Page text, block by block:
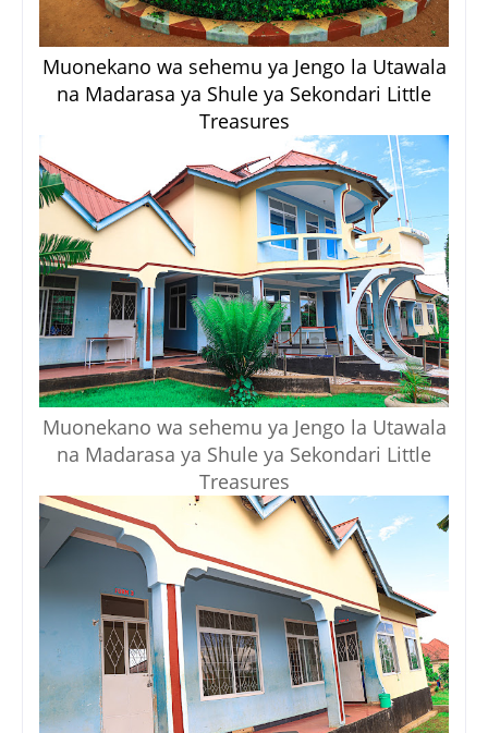
Muonekano wa sehemu ya Jengo la Utawala
na Madarasa ya Shule ya Sekondari Little
Treasures
Muonekano wa sehemu ya Jengo la Utawala
na Madarasa ya Shule ya Sekondari Little
Treasures